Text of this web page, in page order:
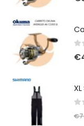
0
€
€